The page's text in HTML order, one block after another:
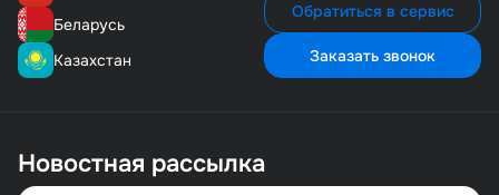
Беларусь
Казахстан
Обратиться в сервис
Заказать звонок
Новостная рассылка